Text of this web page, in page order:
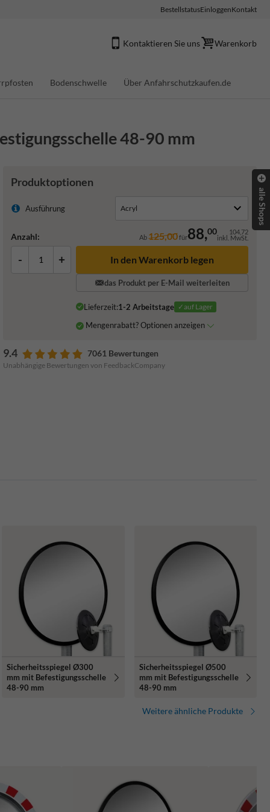
BestellstatusEinloggenKontakt
Kontaktieren Sie uns Warenkorb
Bodenschwelle Über Anfahrschutzkaufen.de
48-90 mm
Produktoptionen
Ausführung
Anzahl: Ab125,00für88,00 104,72
inkl. MwSt.
- + In den Warenkorb legen
das Produkt per E-Mail weiterleiten
Lieferzeit:1-2 Arbeitstage ✓auf Lager
Mengenrabatt? Optionen anzeigen
9.4 7061 Bewertungen
Unabhängige Bewertungen von FeedbackCompany
Sicherheitsspiegel Ø300
mm mit Befestigungsschelle
48-90 mm
Sicherheitsspiegel Ø500
mm mit Befestigungsschelle
48-90 mm
Weitere ähnliche Produkte
alle Shops